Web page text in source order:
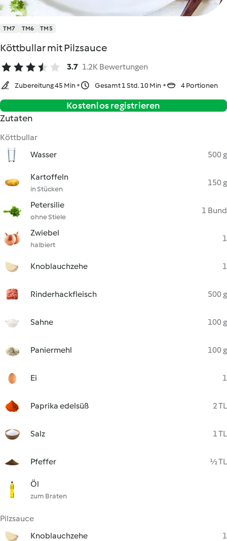
TM7 TM6 TM5
Köttbullar mit Pilzsauce
3.7 1.2K Bewertungen
Zubereitung 45 Min Gesamt 1 Std. 10 Min 4 Portionen
Kostenlos registrieren
Zutaten
Köttbullar
Wasser
500 g
Kartoffeln
in Stücken
150 g
Petersilie
ohne Stiele
1 Bund
Zwiebel
halbiert
1
Knoblauchzehe 1
Rinderhackfleisch 500 g
Sahne 100 g
Paniermehl 100 g
Ei 1
Paprika edelsüß 2 TL
Salz 1 TL
Pfeffer ½ TL
Öl
zum Braten
Pilzsauce
Knoblauchzehe
1